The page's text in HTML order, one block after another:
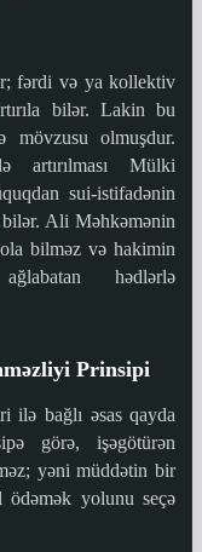
fərdi və ya kollektiv
bilər. Lakin bu
mövzusu olmuşdur.
artırılması Mülki
sui-istifadənin
Ali Məhkəmənin
bilməz və hakimin
hədlərlə
Prinsipi
ilə bağlı əsas qayda
görə, işəgötürən
yəni müddətin bir
ödəmək yolunu seçə